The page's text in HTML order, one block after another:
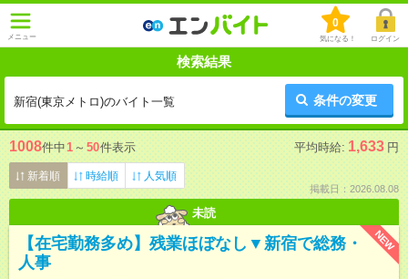
メニュー
0
気になる！ ログイン
検索結果
新宿(東京メトロ)のバイト一覧 条件の変更
1008件中1 ～ 50件表示 平均時給: 1,633 円
新着順 時給順 人気順
掲載日：2026.08.08
未読
NEW
【在宅勤務多め】残業ほぼなし▼新宿で総務・
人事